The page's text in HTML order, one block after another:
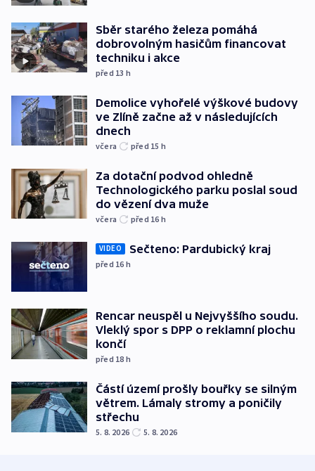
Sběr starého železa pomáhá
dobrovolným hasičům financovat
techniku i akce
před 13 h
Demolice vyhořelé výškové budovy
ve Zlíně začne až v následujících
dnech
včera před 15 h
Za dotační podvod ohledně
Technologického parku poslal soud
do vězení dva muže
včera před 16 h
VIDEO Sečteno: Pardubický kraj
před 16 h
Rencar neuspěl u Nejvyššího soudu.
Vleklý spor s DPP o reklamní plochu
končí
před 18 h
Částí území prošly bouřky se silným
větrem. Lámaly stromy a poničily
střechu
5. 8. 2026 5. 8. 2026